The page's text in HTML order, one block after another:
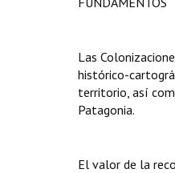
Las
histórico-
territorio, así
Patagonia.
El valor de la